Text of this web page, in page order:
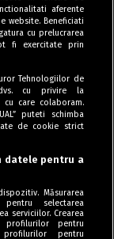
aferente
website. Beneficiati
cu prelucrarea
fi exercitate prin
Tehnologiilor de
cu privire la
cu care colaboram.
puteti schimba
de cookie strict
datele pentru a
Măsurarea
selectarea
serviciilor. Crearea
profilurilor pentru
pentru